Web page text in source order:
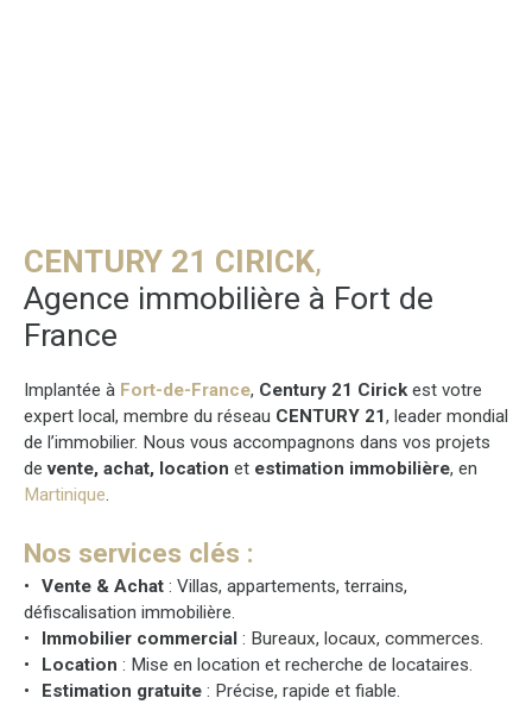
CENTURY 21 CIRICK,
Agence immobilière à Fort de
France
Implantée à Fort-de-France, Century 21 Cirickest votre
expert local, membre du réseau CENTURY 21, leader mondial
de l’immobilier. Nous vous accompagnons dans vos projets
devente, achat, location et estimation immobilière, en
Martinique.
Nos services clés :
Vente & Achat : Villas, appartements, terrains,
défiscalisation immobilière.
Immobilier commercial : Bureaux, locaux, commerces.
Location : Mise en location et recherche de locataires.
Estimation gratuite : Précise, rapide et fiable.